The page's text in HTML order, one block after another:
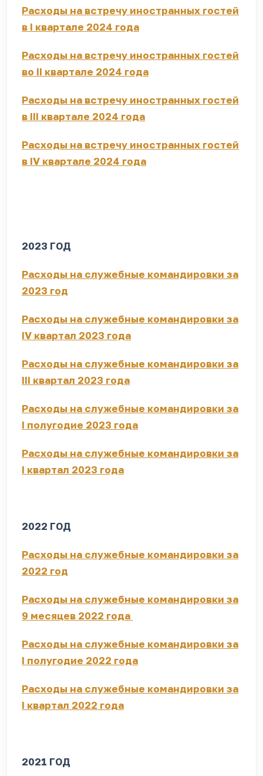
Расходы на встречу иностранных гостей
в I квартале 2024 года
Расходы на встречу иностранных гостей
во II квартале 2024 года
Расходы на встречу иностранных гостей
в III квартале 2024 года
Расходы на встречу иностранных гостей
в IV квартале 2024 года
2023 ГОД
Расходы на служебные командировки за
2023 год
Расходы на служебные командировки за
IV квартал 2023 года
Расходы на служебные командировки за
III квартал 2023 года
Расходы на служебные командировки за
I полугодие 2023 года
Расходы на служебные командировки за
I квартал 2023 года
2022 ГОД
Расходы на служебные командировки за
2022 год
Расходы на служебные командировки за
9 месяцев 2022 года
Расходы на служебные командировки за
I полугодие 2022 года
Расходы на служебные командировки за
I квартал 2022 года
2021 ГОД